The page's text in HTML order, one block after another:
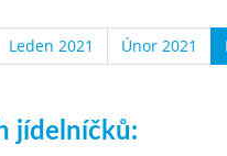
Leden 2021 Únor 2021
jídelníčků: